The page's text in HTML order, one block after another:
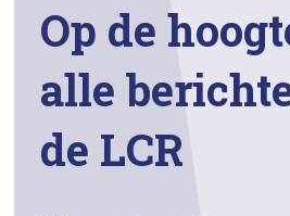
Op de
alle
de LCR